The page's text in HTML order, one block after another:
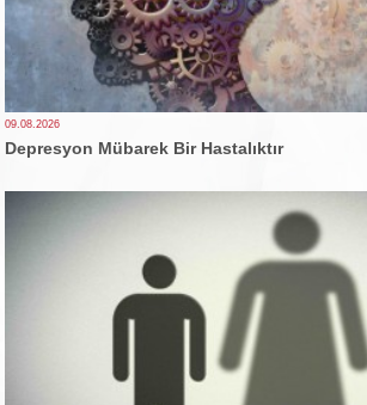
09.08.2026
Depresyon Mübarek Bir Hastalıktır